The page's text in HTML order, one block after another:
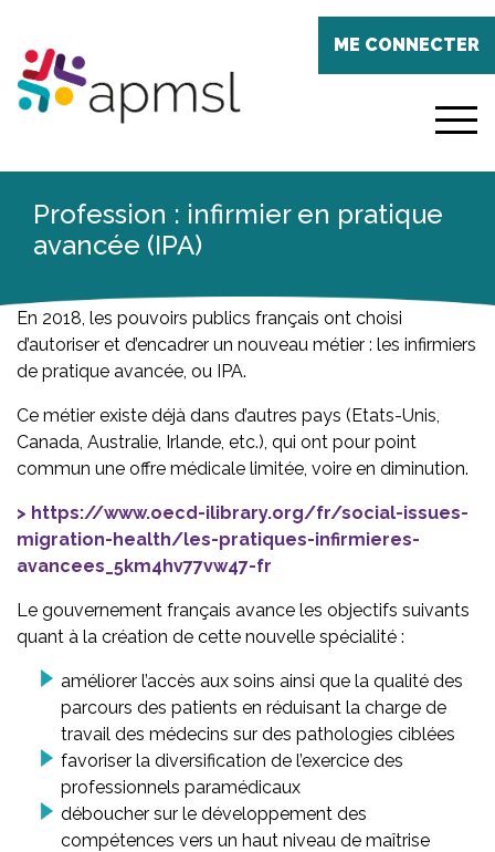
contenu
principal
ME CONNECTER
menu
Profession : infirmier en pratique
avancée (IPA)
En 2018, les pouvoirs publics français ont choisi
d’autoriser et d’encadrer un nouveau métier : les infirmiers
de pratique avancée, ou IPA.
Ce métier existe déjà dans d’autres pays (Etats-Unis,
Canada, Australie, Irlande, etc.), qui ont pour point
commun une offre médicale limitée, voire en diminution.
https://www.oecd-ilibrary.org/fr/social-issues-
migration-health/les-pratiques-infirmieres-
avancees_5km4hv77vw47-fr
Le gouvernement français avance les objectifs suivants
quant à la création de cette nouvelle spécialité :
améliorer l’accès aux soins ainsi que la qualité des
parcours des patients en réduisant la charge de
travail des médecins sur des pathologies ciblées
favoriser la diversification de l’exercice des
professionnels paramédicaux
déboucher sur le développement des
compétences vers un haut niveau de maîtrise